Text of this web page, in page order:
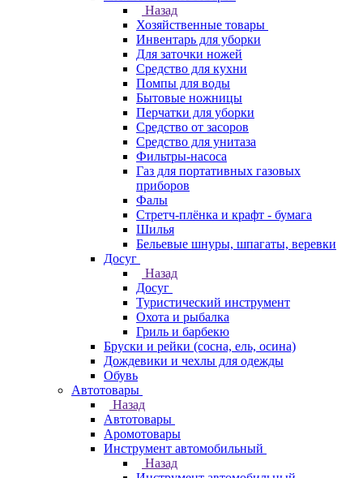
Назад
Хозяйственные товары
Инвентарь для уборки
Для заточки ножей
Средство для кухни
Помпы для воды
Бытовые ножницы
Перчатки для уборки
Средство от засоров
Средство для унитаза
Фильтры-насоса
Газ для портативных газовых
приборов
Фалы
Стретч-плёнка и крафт - бумага
Шилья
Бельевые шнуры, шпагаты, веревки
Досуг
Назад
Досуг
Туристический инструмент
Охота и рыбалка
Гриль и барбекю
Бруски и рейки (сосна, ель, осина)
Дождевики и чехлы для одежды
Обувь
Автотовары
Назад
Автотовары
Аромотовары
Инструмент автомобильный
Назад